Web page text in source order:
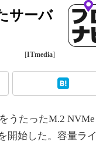
サーバ
[ITmedia]
うたったM.2 NVMe
開始した。容量ラ